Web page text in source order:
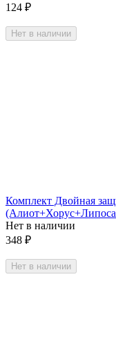
124 ₽
Нет в наличии
Комплект Двойная
Нет в наличии
348 ₽
Нет в наличии